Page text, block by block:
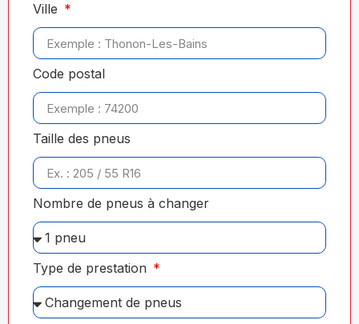
Ville
Code postal
Taille des pneus
Nombre de pneus à changer
Type de prestation